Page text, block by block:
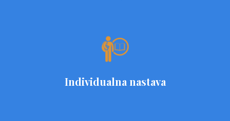
Individualna nastava